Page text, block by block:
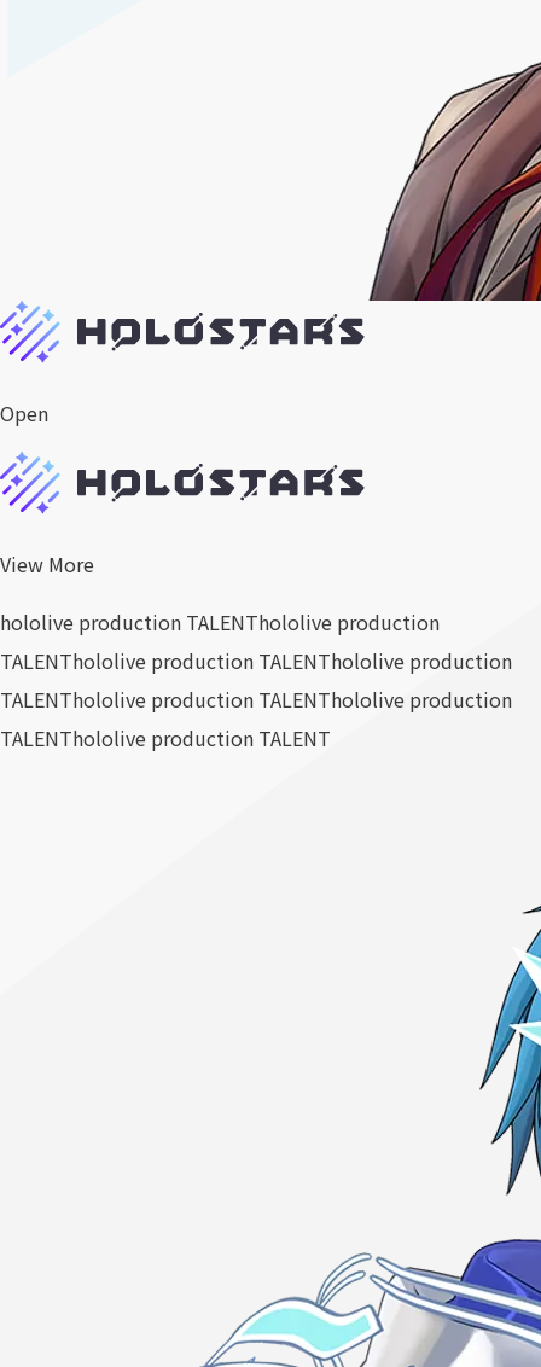
Open
View More
hololive production TALENThololive production
TALENThololive production TALENThololive production
TALENThololive production TALENThololive production
TALENThololive production TALENT